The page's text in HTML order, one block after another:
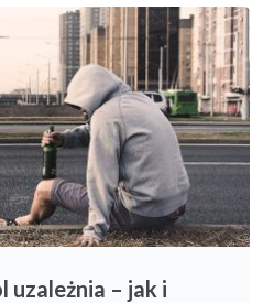
uzależnia – jak i